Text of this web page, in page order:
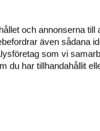
och annonserna till
även sådana
som vi
du har tillhandahållit